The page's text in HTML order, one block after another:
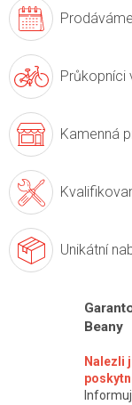
Průkopníci
Kamenná
Unikátní
Beany
Nalezli